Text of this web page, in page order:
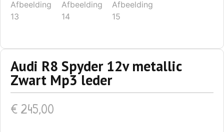
Audi R8 Spyder 12v metallic
Zwart Mp3 leder
€245,00